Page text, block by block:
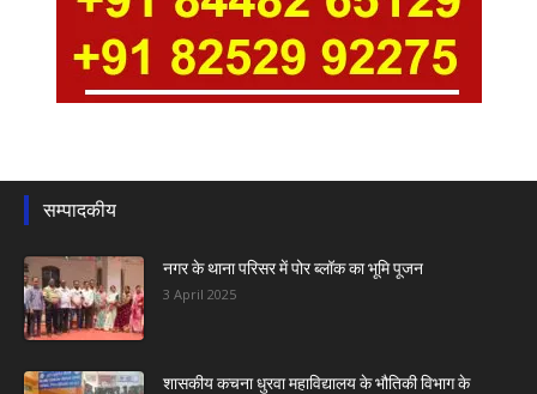
सम्पादकीय
नगर के थाना परिसर में पोर ब्लॉक का भूमि पूजन
3 April 2025
शासकीय कचना धुरवा महाविद्यालय के भौतिकी विभाग के